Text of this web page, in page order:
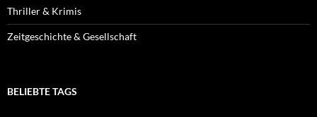
Thriller & Krimis
Zeitgeschichte & Gesellschaft
BELIEBTE TAGS